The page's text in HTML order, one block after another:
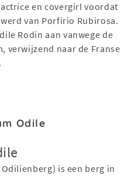
en covergirl voordat
van Porfirio Rubirosa.
Rodin aan vanwege de
verwijzend naar de Franse
Odile
is een berg in